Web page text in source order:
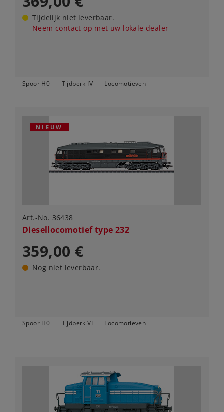
Tijdelijk niet leverbaar.
Neem contact op met uw lokale dealer
Spoor H0 Tijdperk IV Locomotieven
NIEUW
Art.-No. 36438
Diesellocomotief type 232
359,00 €
Nog niet leverbaar.
Spoor H0 Tijdperk VI Locomotieven